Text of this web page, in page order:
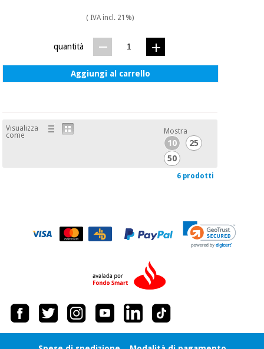
( IVA incl. 21%)
quantità
Aggiungi al carrello
Visualizza
come
Mostra
10
25
50
6 prodotti